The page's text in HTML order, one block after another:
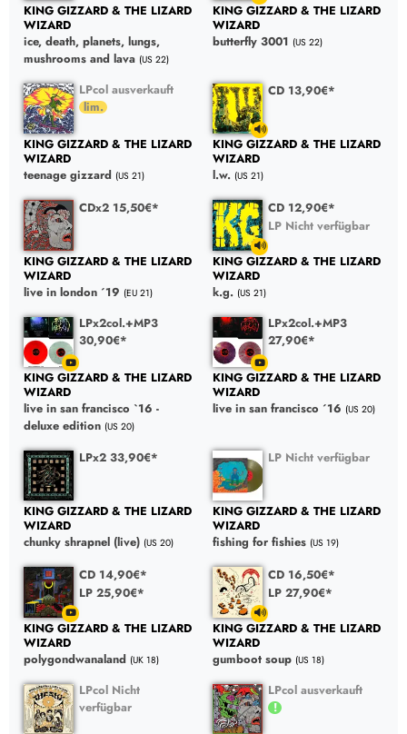
KING GIZZARD & THE LIZARD
WIZARD
ice, death, planets, lungs,
mushrooms and lava (US 22)
KING GIZZARD & THE LIZARD
WIZARD
butterfly 3001 (US 22)
LPcol ausverkauft
KING GIZZARD & THE LIZARD
WIZARD
teenage gizzard (US 21)
CD 13,90€*
KING GIZZARD & THE LIZARD
WIZARD
l.w. (US 21)
CDx2 15,50€*
KING GIZZARD & THE LIZARD
WIZARD
live in london ´19 (EU 21)
CD 12,90€*
LP Nicht verfügbar
KING GIZZARD & THE LIZARD
WIZARD
k.g. (US 21)
LPx2col.+MP3
30,90€*
KING GIZZARD & THE LIZARD
WIZARD
live in san francisco `16 -
deluxe edition (US 20)
LPx2col.+MP3
27,90€*
KING GIZZARD & THE LIZARD
WIZARD
live in san francisco ´16 (US 20)
LPx2 33,90€*
KING GIZZARD & THE LIZARD
WIZARD
chunky shrapnel (live) (US 20)
LP Nicht verfügbar
KING GIZZARD & THE LIZARD
WIZARD
fishing for fishies (US 19)
CD 14,90€*
LP 25,90€*
KING GIZZARD & THE LIZARD
WIZARD
polygondwanaland (UK 18)
CD 16,50€*
LP 27,90€*
KING GIZZARD & THE LIZARD
WIZARD
gumboot soup (US 18)
LPcol Nicht
verfügbar
LPcol ausverkauft